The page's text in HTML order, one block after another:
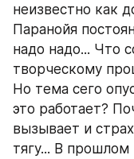
неизвестно как
Паранойя
надо надо... Что
творческому
Но тема сего
это работает?
вызывает и
тягу... В прошлом